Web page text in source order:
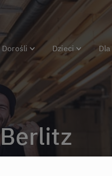
Dorośli Dzieci
Berlitz